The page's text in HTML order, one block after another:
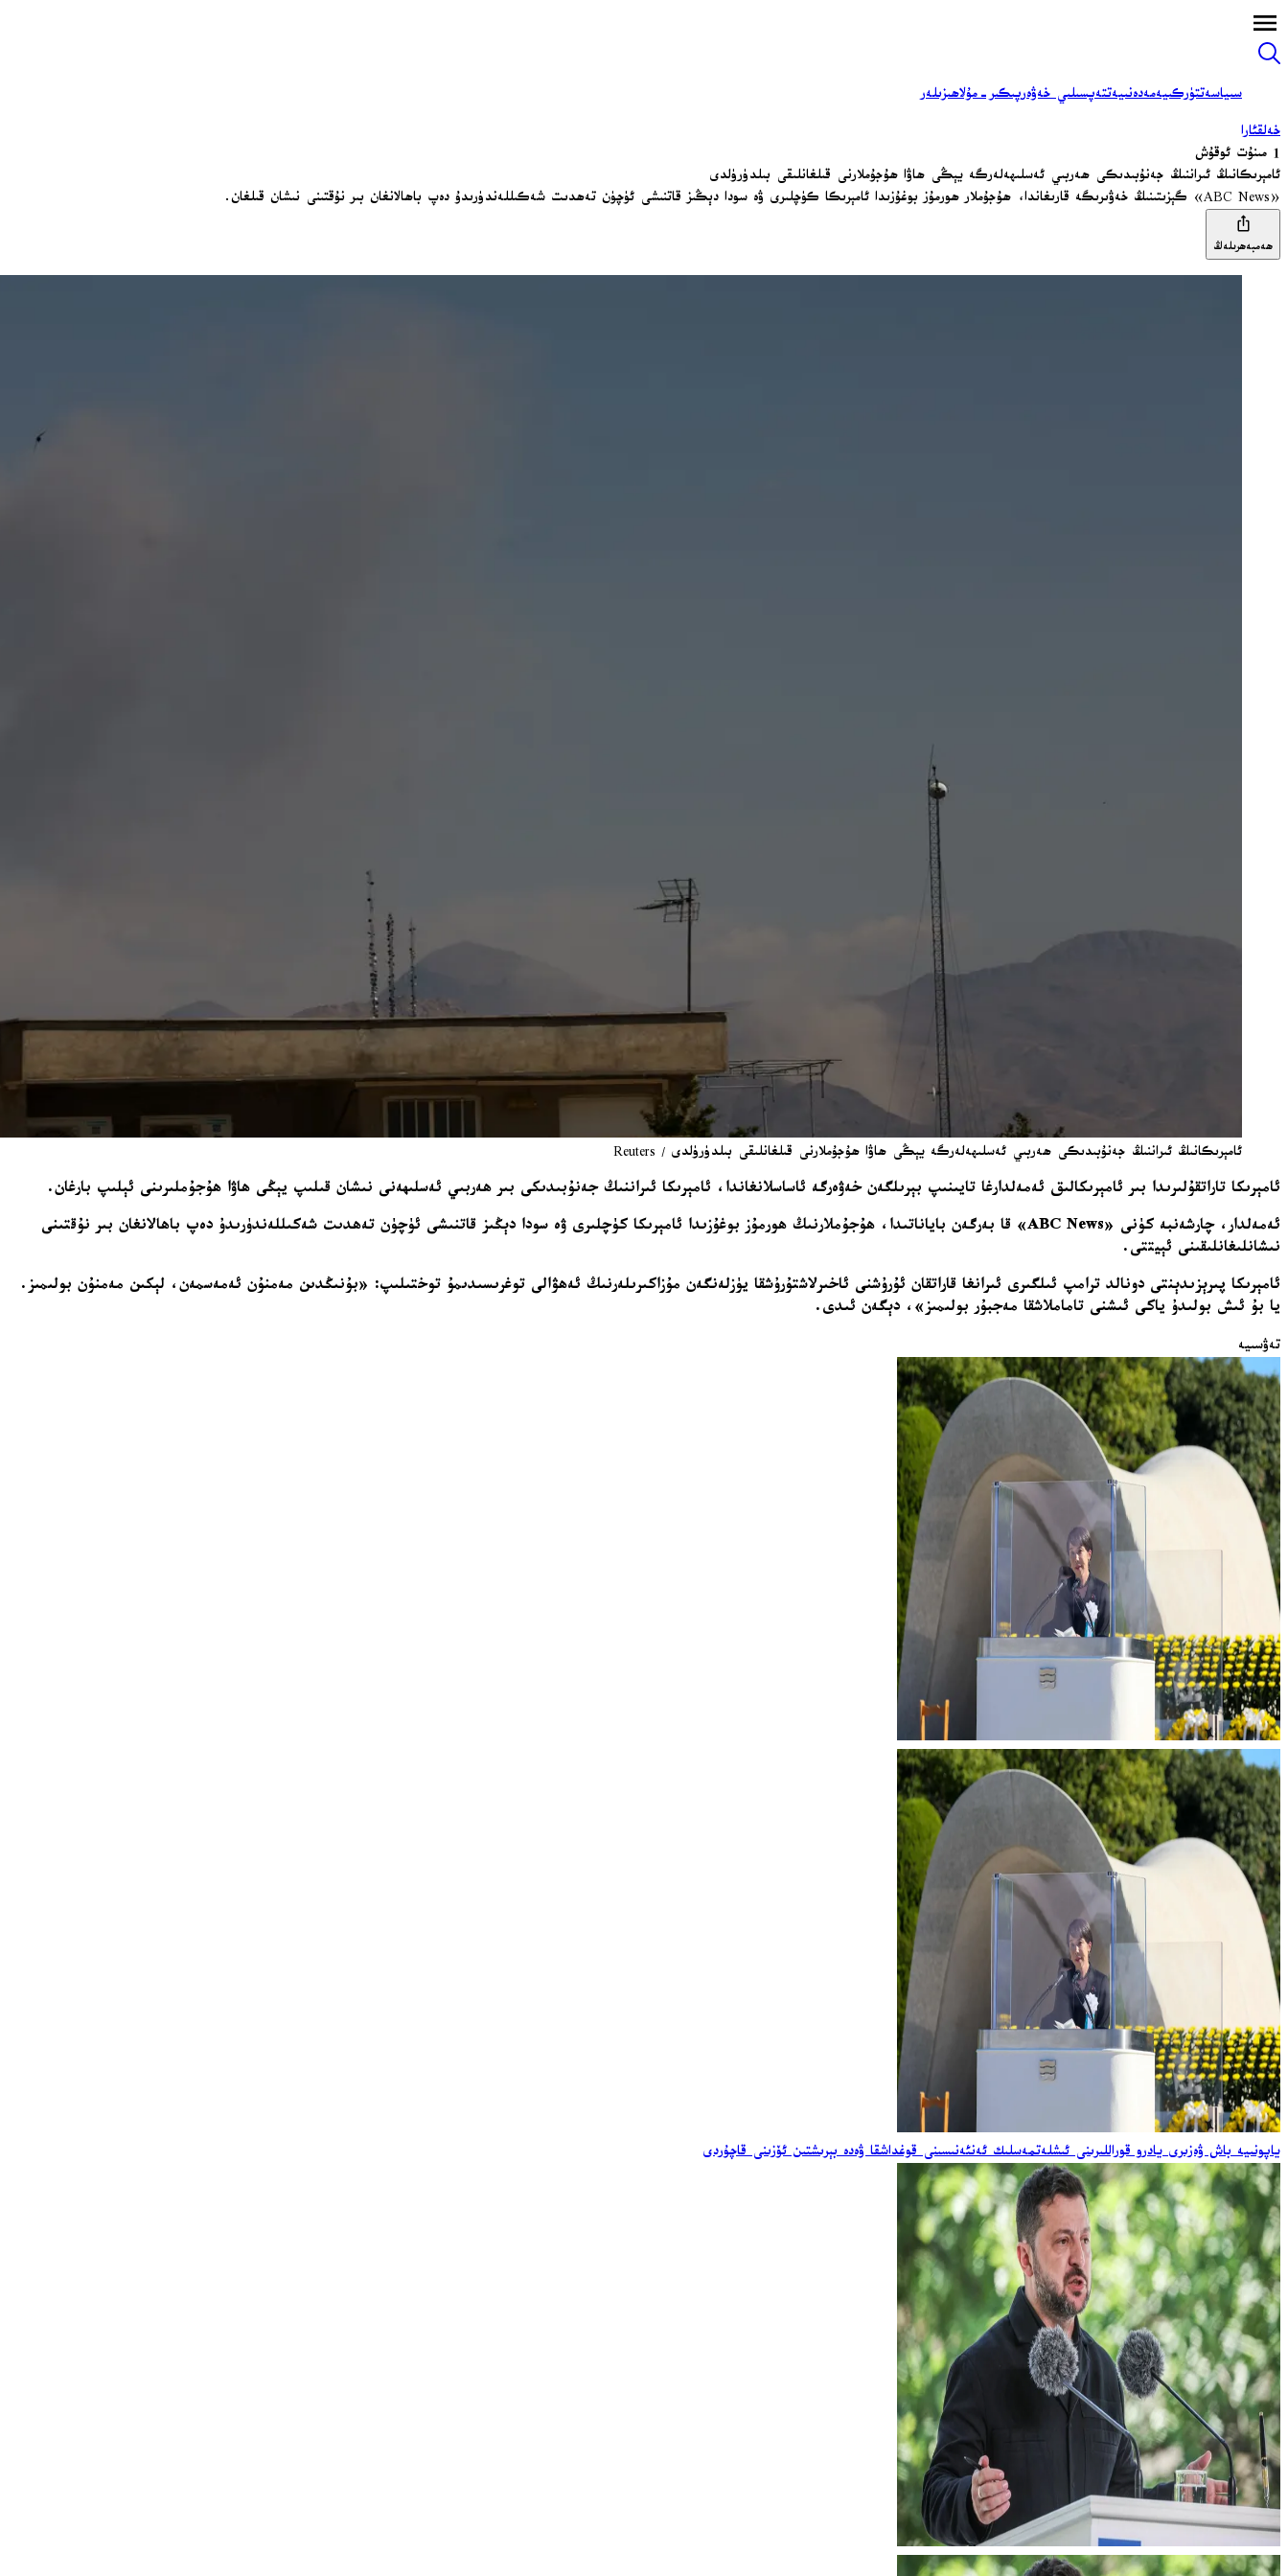
سىياسەتتۈركىيەمەدەنىيەتتەپسىلىي خەۋەرپىكىر-مۇلاھىزىلەر
خەلقئارا
1 مىنۇت ئوقۇش
ئامېرىكانىڭ ئىراننىڭ جەنۇبىدىكى ھەربىي ئەسلىھەلەرگە يېڭى ھاۋا ھۇجۇملارنى قىلغانلىقى بىلدۈرۈلدى
«ABC News» گېزىتىنىڭ خەۋىرىگە قارىغاندا، ھۇجۇملار ھورمۇز بوغۇزىدا ئامېرىكا كۈچلىرى ۋە سودا دېڭىز قاتنىشى ئۈچۈن تەھدىت شەكىللەندۈرىدۇ دەپ باھالانغان بىر نۇقتىنى نىشان قىلغان.
ھەمبەھرىلەڭ
ئامېرىكانىڭ ئىراننىڭ جەنۇبىدىكى ھەربىي ئەسلىھەلەرگە يېڭى ھاۋا ھۇجۇملارنى قىلغانلىقى بىلدۈرۈلدى / Reuters
ئامېرىكا تاراتقۇلىرىدا بىر ئامېرىكالىق ئەمەلدارغا تايىنىپ بېرىلگەن خەۋەرگە ئاساسلانغاندا، ئامېرىكا ئىراننىڭ جەنۇبىدىكى بىر ھەربىي ئەسلىھەنى نىشان قىلىپ يېڭى ھاۋا ھۇجۇملىرىنى ئېلىپ بارغان.
ئەمەلدار، چارشەنبە كۈنى «ABC News» قا بەرگەن باياناتىدا، ھۇجۇملارنىڭ ھورمۇز بوغۇزىدا ئامېرىكا كۈچلىرى ۋە سودا دېڭىز قاتنىشى ئۈچۈن تەھدىت شەكىللەندۈرىدۇ دەپ باھالانغان بىر نۇقتىنى
نىشانلىغانلىقىنى ئېيتتى.
ئامېرىكا پىرېزىدېنتى دونالد ترامپ ئىلگىرى ئىرانغا قاراتقان ئۇرۇشنى ئاخىرلاشتۇرۇشقا يۈزلەنگەن مۇزاكىرىلەرنىڭ ئەھۋالى توغرىسىدىمۇ توختىلىپ: «بۇنىڭدىن مەمنۇن ئەمەسمەن، لېكىن مەمنۇن بولىمىز.
يا بۇ ئىش بولىدۇ ياكى ئىشنى تاماملاشقا مەجبۇر بولىمىز»، دېگەن ئىدى.
تەۋسىيە
ياپونىيە باش ۋەزىرى يادرو قوراللىرىنى ئىشلەتمەسلىك ئەنئەنىسىنى قوغداشقا ۋەدە بېرىشتىن ئۆزىنى قاچۇردى